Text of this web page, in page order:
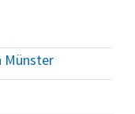
Münster